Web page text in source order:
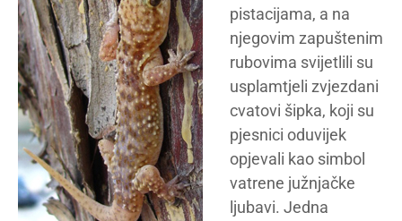
pistacijama, a na
njegovim zapuštenim
rubovima svijetlili su
usplamtjeli zvjezdani
cvatovi šipka, koji su
pjesnici oduvijek
opjevali kao simbol
vatrene južnjačke
ljubavi. Jedna